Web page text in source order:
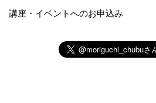
講座・イベントへのお申込み